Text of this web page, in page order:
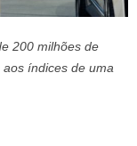
200 milhões de
índices de uma